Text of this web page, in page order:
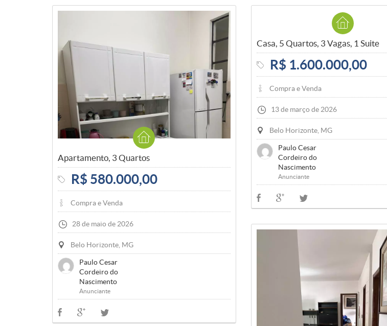
Apartamento, 3 Quartos
R$ 580.000,00
Compra e Venda
28 de maio de 2026
Belo Horizonte, MG
Paulo Cesar
Cordeiro do
Nascimento
Anunciante
Casa, 5 Quartos, 3 Vagas, 1 Suite
R$ 1.600.000,00
Compra e Venda
13 de março de 2026
Belo Horizonte, MG
Paulo Cesar
Cordeiro do
Nascimento
Anunciante